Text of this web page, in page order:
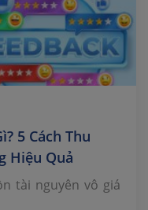
5 Cách Thu
Hiệu Quả
tài nguyên vô giá